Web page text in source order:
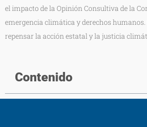
el impacto de la Opinión Consultiva de la
emergencia climática y derechos
repensar la acción estatal y la justicia
Contenido